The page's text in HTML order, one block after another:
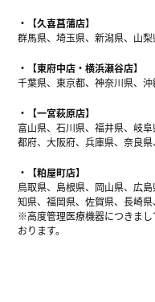
【久喜菖蒲店】
群馬県、埼玉県、新潟県、山
【東府中店・横浜瀬谷店】
千葉県、東京都、神奈川県、
【一宮萩原店】
富山県、石川県、福井県、岐
都府、大阪府、兵庫県、奈良
【粕屋町店】
鳥取県、島根県、岡山県、広
知県、福岡県、佐賀県、長崎
※高度管理医療機器につきま
おります。